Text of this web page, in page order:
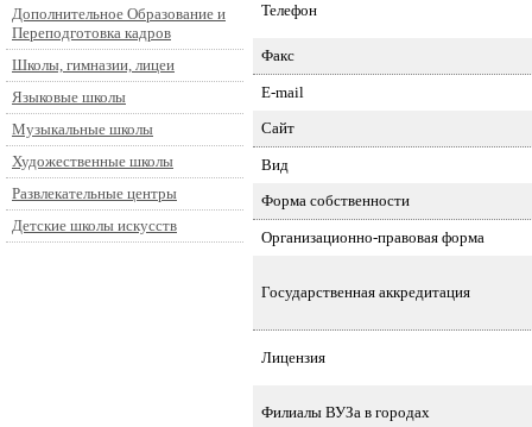
Дополнительное Образование и
Переподготовка кадров
Школы, гимназии, лицеи
Языковые школы
Музыкальные школы
Художественные школы
Развлекательные центры
Детские школы искусств
Телефон
Факс
E-mail
Сайт
Вид
Форма собственности
Организационно-правовая форма
Государственная аккредитация
Лицензия
Филиалы ВУЗа в городах